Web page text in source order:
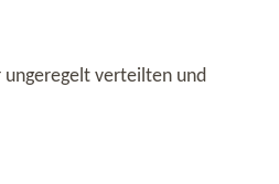
verteilten und